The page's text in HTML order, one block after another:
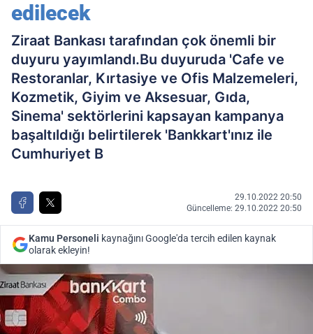
edilecek
Ziraat Bankası tarafından çok önemli bir
duyuru yayımlandı.Bu duyuruda 'Cafe ve
Restoranlar, Kırtasiye ve Ofis Malzemeleri,
Kozmetik, Giyim ve Aksesuar, Gıda,
Sinema' sektörlerini kapsayan kampanya
başaltıldığı belirtilerek 'Bankkart'ınız ile
Cumhuriyet B
29.10.2022 20:50
Güncelleme: 29.10.2022 20:50
Kamu Personeli kaynağını Google'da tercih edilen kaynak
olarak ekleyin!